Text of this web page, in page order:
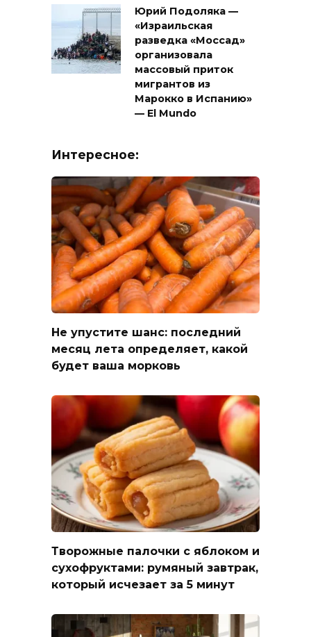
Юрий Подоляка —
«Израильская
разведка «Моссад»
организовала
массовый приток
мигрантов из
Марокко в Испанию»
— El Mundo
Интересное:
Не упустите шанс: последний
месяц лета определяет, какой
будет ваша морковь
Творожные палочки с яблоком и
сухофруктами: румяный завтрак,
который исчезает за 5 минут